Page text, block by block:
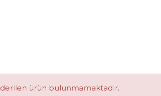
ürün bulunmamaktadır.